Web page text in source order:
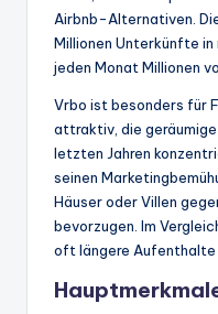
Airbnb-Alternativen.
Millionen Unterkünfte in
jeden Monat Millionen
Vrbo ist besonders für
attraktiv, die
letzten Jahren
seinen
Häuser oder Villen
bevorzugen. Im
oft längere Aufenthalte